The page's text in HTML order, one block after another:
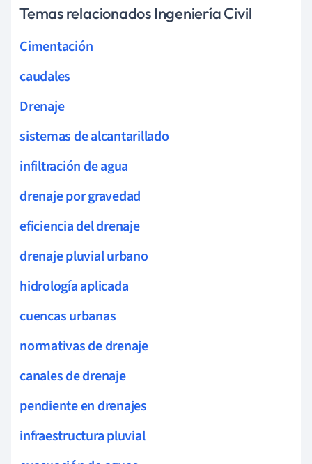
Temas relacionados Ingeniería Civil
Cimentación
caudales
Drenaje
sistemas de alcantarillado
infiltración de agua
drenaje por gravedad
eficiencia del drenaje
drenaje pluvial urbano
hidrología aplicada
cuencas urbanas
normativas de drenaje
canales de drenaje
pendiente en drenajes
infraestructura pluvial